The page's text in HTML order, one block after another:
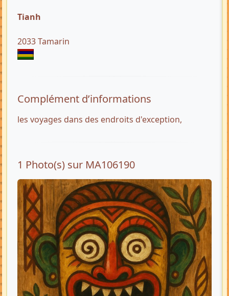
Tianh
2033 Tamarin
Complément d’informations
les voyages dans des endroits d'exception,
1 Photo(s) sur MA106190